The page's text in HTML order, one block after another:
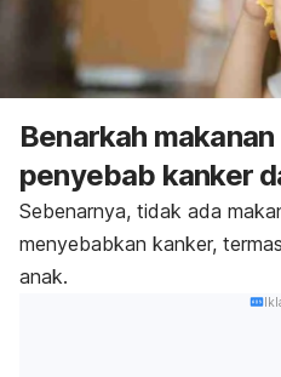
Benarkah
penyebab kanker
Sebenarnya, tidak ada
menyebabkan kanker,
anak.